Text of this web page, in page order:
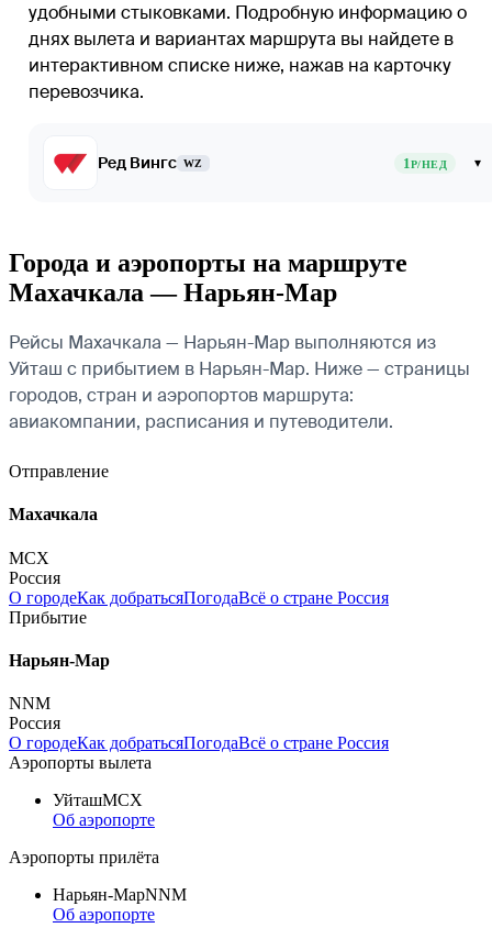
удобными стыковками. Подробную информацию о
днях вылета и вариантах маршрута вы найдете в
интерактивном списке ниже, нажав на карточку
перевозчика.
Ред Вингс WZ 1Р/НЕД ▾
Города и аэропорты на маршруте
Махачкала — Нарьян-Мар
Рейсы Махачкала — Нарьян-Мар выполняются из
Уйташ с прибытием в Нарьян-Мар. Ниже — страницы
городов, стран и аэропортов маршрута:
авиакомпании, расписания и путеводители.
Отправление
Махачкала
MCX
Россия
О городеКак добратьсяПогодаВсё о стране Россия
Прибытие
Нарьян-Мар
NNM
Россия
О городеКак добратьсяПогодаВсё о стране Россия
Аэропорты вылета
УйташMCX
Об аэропорте
Аэропорты прилёта
Нарьян-МарNNM
Об аэропорте